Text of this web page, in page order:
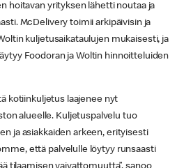
hoitavan yrityksen lähetti noutaa ja
McDelivery toimii arkipäivisin ja
kuljetusaikataulujen mukaisesti, ja
Foodoran ja Woltin hinnoitteluiden
kotiinkuljetus laajenee nyt
alueelle. Kuljetuspalvelu tuo
ja asiakkaiden arkeen, erityisesti
että palvelulle löytyy runsaasti